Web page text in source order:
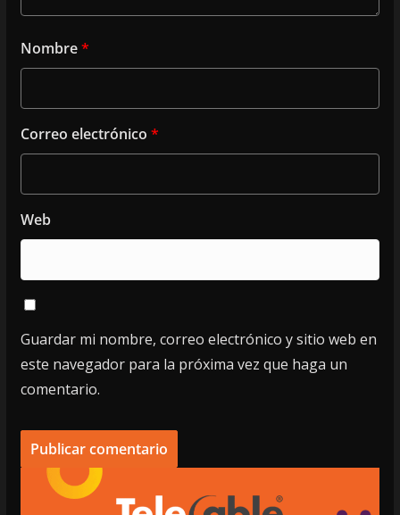
Nombre*
Correo electrónico *
Web
Guardar mi nombre, correo electrónico y sitio web en
este navegador para la próxima vez que haga un
comentario.